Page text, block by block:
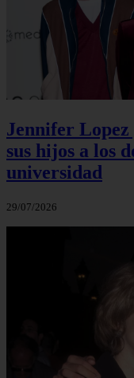
Jennifer Lopez
sus hijos a los
universidad
29/07/2026